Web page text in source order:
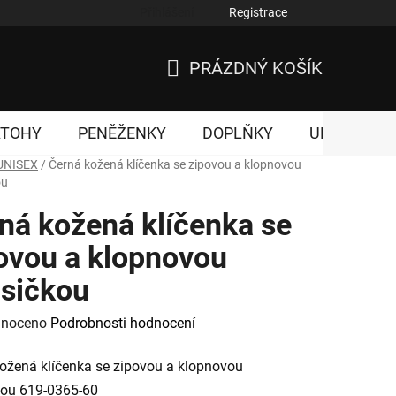
Registrace
KOŠÍK
PRÁZDNÝ KOŠÍK
PENĚŽENKY DOPLŇKY UNISEX
/ Černá kožená klíčenka se zipovou a klopnovou
kožená klíčenka se
a klopnovou
Podrobnosti hodnocení
klíčenka se zipovou a klopnovou
619-0365-60